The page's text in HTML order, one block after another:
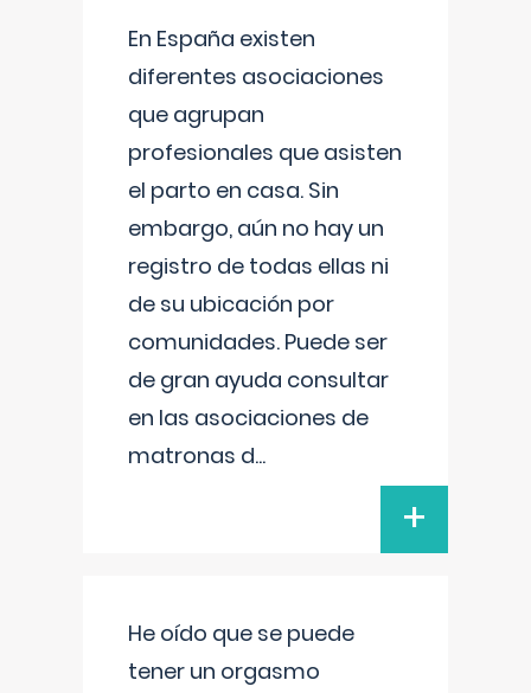
En España existen
diferentes asociaciones
que agrupan
profesionales que asisten
el parto en casa. Sin
embargo, aún no hay un
registro de todas ellas ni
de su ubicación por
comunidades. Puede ser
de gran ayuda consultar
en las asociaciones de
matronas d...
+
He oído que se puede
tener un orgasmo